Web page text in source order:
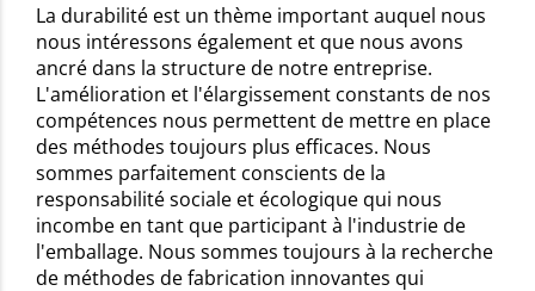
La durabilité est un thème important auquel nous
nous intéressons également et que nous avons
ancré dans la structure de notre entreprise.
L'amélioration et l'élargissement constants de nos
compétences nous permettent de mettre en place
des méthodes toujours plus efficaces. Nous
sommes parfaitement conscients de la
responsabilité sociale et écologique qui nous
incombe en tant que participant à l'industrie de
l'emballage. Nous sommes toujours à la recherche
de méthodes de fabrication innovantes qui